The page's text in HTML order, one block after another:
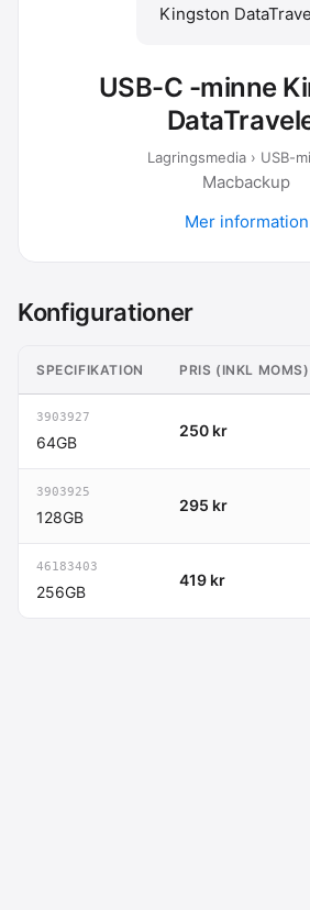
USB-C -minne
Lagringsmedia › USB-
Macbackup
Mer information
Konfigurationer
SPECIFIKATION PRIS (INKL MOMS)
3903927
64GB
250 kr
3903925
128GB
295 kr
46183403
256GB
419 kr